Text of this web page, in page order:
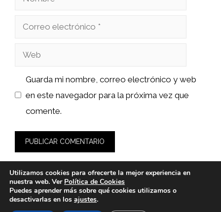
Correo
Web
Guarda mi nombre, correo electrónico y web
en este navegador para la próxima vez que
comente.
© 2026 clindent.es -Política de Privacidad y Aviso Legal
Utilizamos cookies para ofrecerte la mejor experiencia en
nuestra web. Ver Política de Cookies
Puedes aprender más sobre qué cookies utilizamos o
desactivarlas en los ajustes.